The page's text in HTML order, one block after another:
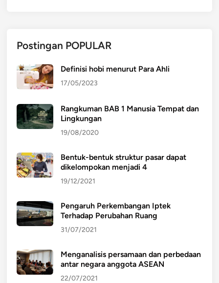
Postingan POPULAR
Definisi hobi menurut Para Ahli
17/05/2023
Rangkuman BAB 1 Manusia Tempat dan
Lingkungan
19/08/2020
Bentuk-bentuk struktur pasar dapat
dikelompokan menjadi 4
19/12/2021
Pengaruh Perkembangan Iptek
Terhadap Perubahan Ruang
31/07/2021
Menganalisis persamaan dan perbedaan
antar negara anggota ASEAN
22/07/2021